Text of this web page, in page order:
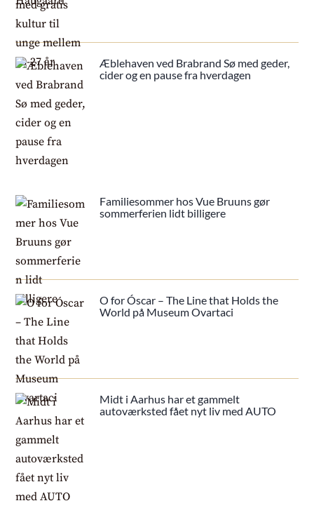
Æblehaven ved Brabrand Sø med geder,
cider og en pause fra hverdagen
Familiesommer hos Vue Bruuns gør
sommerferien lidt billigere
O for Óscar – The Line that Holds the
World på Museum Ovartaci
Midt i Aarhus har et gammelt
autoværksted fået nyt liv med AUTO